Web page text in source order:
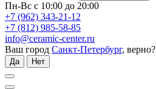
Пн-Вс с 10:00 до 20:00
+7 (962) 343-21-12
+7 (812) 985-58-85
info@ceramic-center.ru
Ваш город Санкт-Петербург, верно?
Да Нет